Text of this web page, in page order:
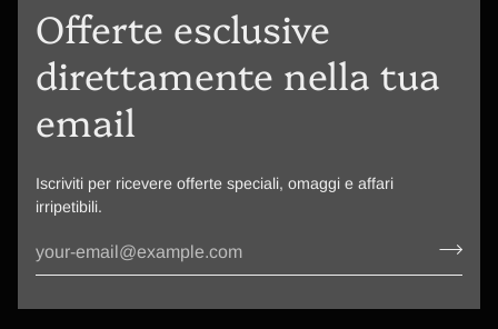
Offerte esclusive
direttamente nella tua
email
Iscriviti per ricevere offerte speciali, omaggi e affari
irripetibili.